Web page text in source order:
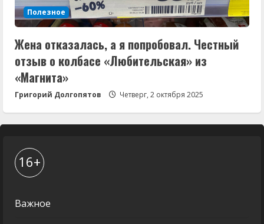
Полезное
Жена отказалась, а я попробовал. Честный
отзыв о колбасе «Любительская» из
«Магнита»
Григорий Долгопятов Четверг, 2 октября 2025
16+
Важное